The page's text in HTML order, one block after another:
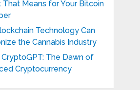
That Means for Your Bitcoin
Technology Can
the Cannabis Industry
The Dawn of
Cryptocurrency